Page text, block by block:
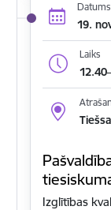
Datums
19.
Laiks
Izglītības